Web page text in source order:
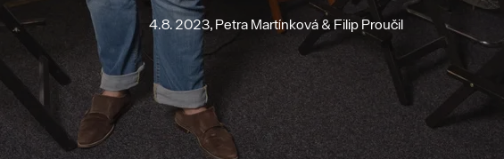
4.8. 2023, Petra Martínková & Filip Proučil